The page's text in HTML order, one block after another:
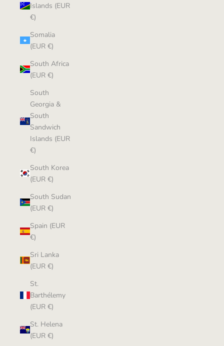
Islands (EUR
€)
Somalia
(EUR €)
South Africa
(EUR €)
South
Georgia &
South
Sandwich
Islands (EUR
€)
South Korea
(EUR €)
South Sudan
(EUR €)
Spain (EUR
€)
Sri Lanka
(EUR €)
St.
Barthélemy
(EUR €)
St. Helena
(EUR €)